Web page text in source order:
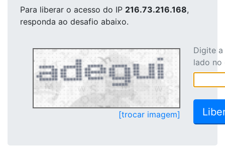
Para liberar o acesso do IP 216.73.216.168,
responda ao desafio abaixo.
[trocar imagem]
Digite
lado no